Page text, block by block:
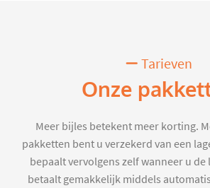
Tarieven
Onze
Meer bijles betekent meer korting.
pakketten bent u verzekerd van een
bepaalt vervolgens zelf wanneer u de
betaalt gemakkelijk middels